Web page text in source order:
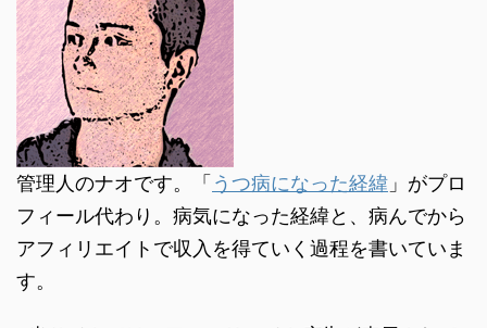
管理人のナオです。「 うつ病になった経緯 」がプロ
フィール代わり。病気になった経緯と、病んでから
アフィリエイトで収入を得ていく過程を書いていま
す。